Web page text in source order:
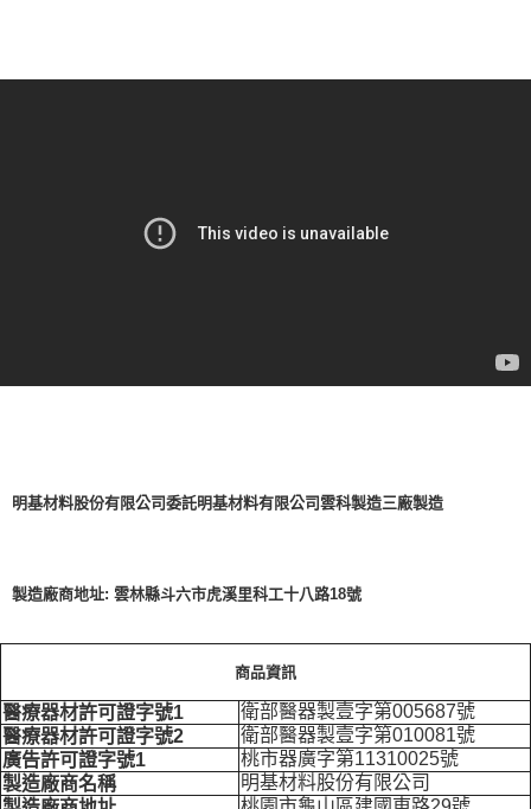
明基材料股份有限公司委託明基材料有限公司雲科製造三廠製造
製造廠商地址: 雲林縣斗六市虎溪里科工十八路18號
商品資訊
醫療器材許可證字號1
衛部醫器製壹字第005687號
醫療器材許可證字號2
衛部醫器製壹字第010081號
廣告許可證字號1
桃市器廣字第11310025號
製造廠商名稱
明基材料股份有限公司